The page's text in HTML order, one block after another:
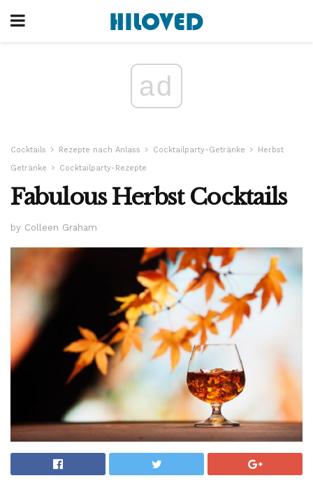
ad
Cocktails Rezepte nach Anlass Cocktailparty-Getränke
Herbst
Getränke
Cocktailparty-Rezepte
Fabulous Herbst Cocktails
by Colleen Graham